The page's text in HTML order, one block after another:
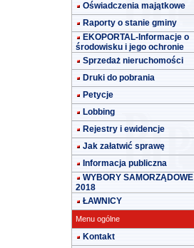
Oświadczenia majątkowe
Raporty o stanie gminy
EKOPORTAL-Informacje o
środowisku i jego ochronie
Sprzedaż nieruchomości
Druki do pobrania
Petycje
Lobbing
Rejestry i ewidencje
Jak załatwić sprawę
Informacja publiczna
WYBORY SAMORZĄDOWE
2018
ŁAWNICY
Menu ogólne
Kontakt